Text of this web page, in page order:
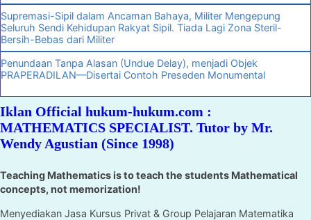
Supremasi-Sipil dalam Ancaman Bahaya, Militer Mengepung
Seluruh Sendi Kehidupan Rakyat Sipil. Tiada Lagi Zona Steril-
Bersih-Bebas dari Militer
Penundaan Tanpa Alasan (Undue Delay), menjadi Objek
PRAPERADILAN—Disertai Contoh Preseden Monumental
Iklan Official hukum-hukum.com :
MATHEMATICS SPECIALIST. Tutor by Mr.
Wendy Agustian (Since 1998)
Teaching Mathematics is to teach the students Mathematical
concepts, not memorization!
Menyediakan Jasa Kursus Privat & Group Pelajaran Matematika